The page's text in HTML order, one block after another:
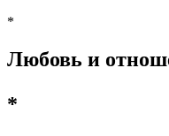
*
Любовь и
*